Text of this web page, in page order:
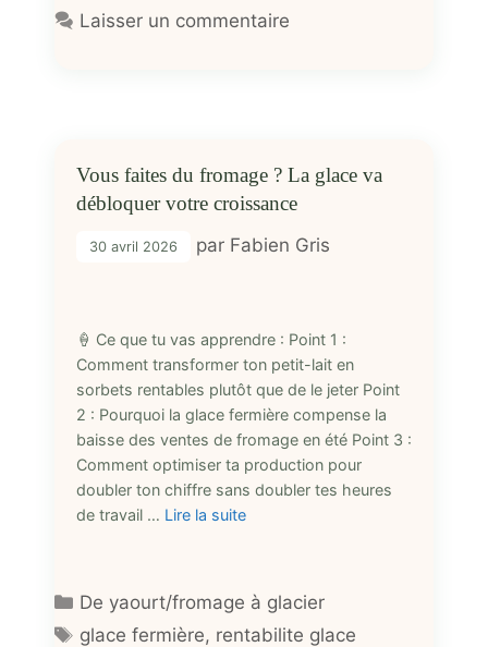
Laisser un commentaire
Vous faites du fromage ? La glace va
débloquer votre croissance
30 avril 2026 par Fabien Gris
🍦 Ce que tu vas apprendre : Point 1 :
Comment transformer ton petit-lait en
sorbets rentables plutôt que de le jeter Point
2 : Pourquoi la glace fermière compense la
baisse des ventes de fromage en été Point 3 :
Comment optimiser ta production pour
doubler ton chiffre sans doubler tes heures
de travail … Lire la suite
Catégories
De yaourt/fromage à glacier
Étiquettes
glace fermière, rentabilite glace